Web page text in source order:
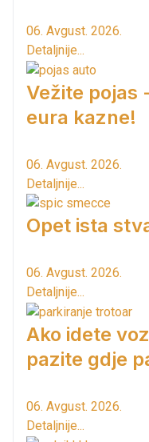
06. Avgust. 2026.
Detaljnije...
Vežite pojas
eura kazne!
06. Avgust. 2026.
Detaljnije...
Opet ista
06. Avgust. 2026.
Detaljnije...
Ako idete
pazite gdje
06. Avgust. 2026.
Detaljnije...